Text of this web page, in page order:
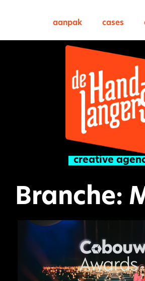
aanpak cases
creative
Branche: